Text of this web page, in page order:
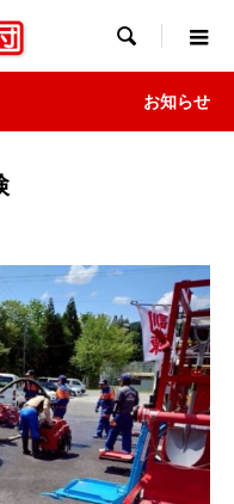

お知らせ